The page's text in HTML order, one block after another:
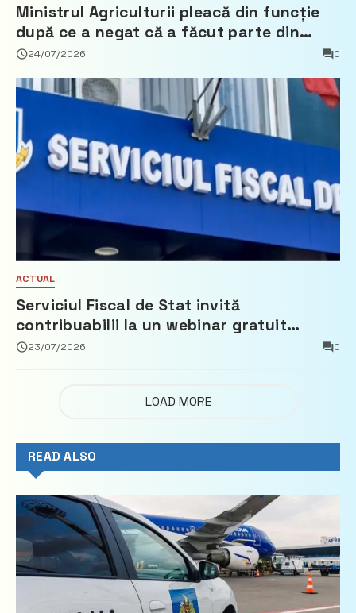
Ministrul Agriculturii pleacă din funcție
după ce a negat că a făcut parte din
Partidul Democrat
24/07/2026 0
ACTUAL
Serviciul Fiscal de Stat invită
contribuabilii la un webinar gratuit
privind calculul impozitului pe bunurile
23/07/2026 0
LOAD MORE
READ ALSO